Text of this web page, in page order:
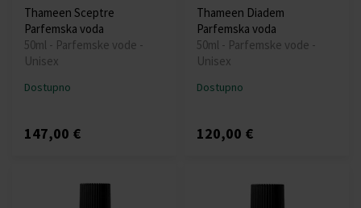
Thameen Sceptre
Parfemska voda
50ml - Parfemske vode -
Unisex
Dostupno
147,00 €
Thameen Diadem
Parfemska voda
50ml - Parfemske vode -
Unisex
Dostupno
120,00 €